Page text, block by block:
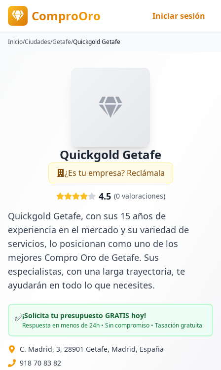
ComproOro Iniciar sesión
Inicio/Ciudades/Getafe/Quickgold Getafe
Quickgold Getafe
¿Es tu empresa? Reclámala
4.5 (0valoraciones)
Quickgold Getafe, con sus 15 años de
experiencia en el mercado y su variedad de
servicios, lo posicionan como uno de los
mejores Compro Oro de Getafe. Sus
especialistas, con una larga trayectoria, te
ayudarán en todo lo que necesites.
✅¡Solicita tu presupuesto GRATIS hoy!
Respuesta en menos de 24h • Sin compromiso • Tasación gratuita
C. Madrid, 3, 28901 Getafe, Madrid, España
918 70 83 82